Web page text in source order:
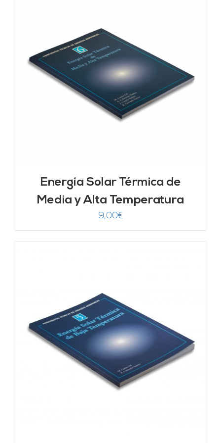
Energía Solar Térmica de
Media y Alta Temperatura
9,00€